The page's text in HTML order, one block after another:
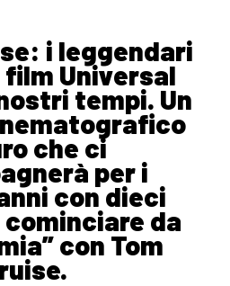
i leggendari
Universal
tempi. Un
che ci
per i
con dieci
da
con Tom